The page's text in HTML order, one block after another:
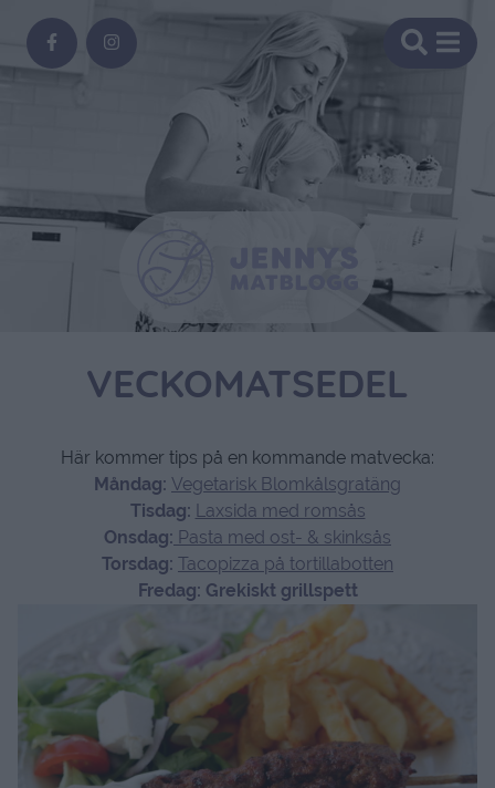
VECKOMATSEDEL
Här kommer tips på en kommande matvecka:
Måndag: Vegetarisk Blomkålsgratäng
Tisdag: Laxsida med romsås
Onsdag: Pasta med ost- & skinksås
Torsdag: Tacopizza på tortillabotten
Fredag: Grekiskt grillspett